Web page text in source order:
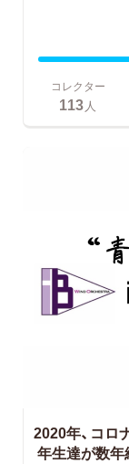
コレクター
113人
2020年、コロ
年生達が数年